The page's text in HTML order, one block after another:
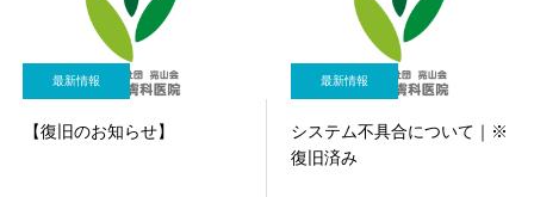
最新情報
【復旧のお知らせ】
最新情報
システム不具合について｜※
復旧済み